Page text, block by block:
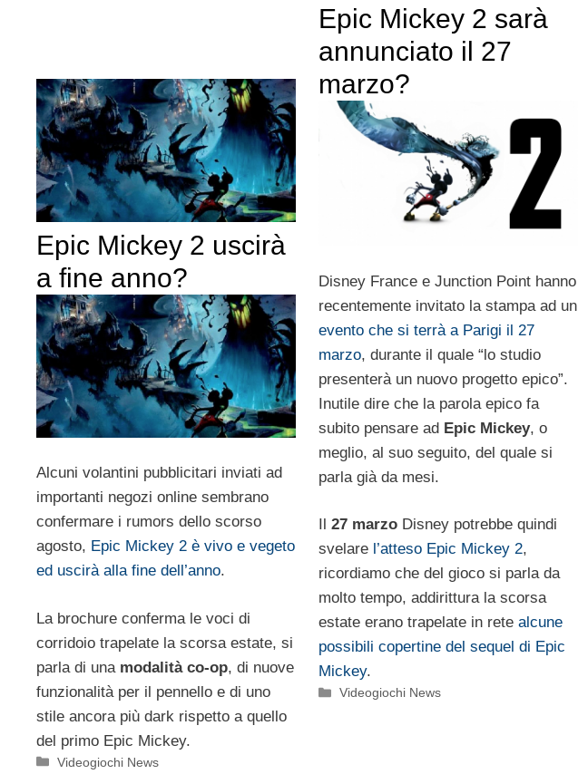
Epic Mickey 2 sarà
annunciato il 27
marzo?
Disney France e Junction Point hanno
recentemente invitato la stampa ad un
evento che si terrà a Parigi il 27
marzo, durante il quale “lo studio
presenterà un nuovo progetto epico”.
Inutile dire che la parola epico fa
subito pensare ad Epic Mickey, o
meglio, al suo seguito, del quale si
parla già da mesi.
27 marzoDisney potrebbe quindi
svelare l’atteso Epic Mickey 2,
ricordiamo che del gioco si parla da
molto tempo, addirittura la scorsa
estate erano trapelate in rete alcune
possibili copertine del sequel di Epic
Mickey.
Categorie
Videogiochi News
Epic Mickey 2 uscirà
a fine anno?
Alcuni volantini pubblicitari inviati ad
importanti negozi online sembrano
confermare i rumors dello scorso
agosto, Epic Mickey 2 è vivo e vegeto
ed uscirà alla fine dell’anno.
La brochure conferma le voci di
corridoio trapelate la scorsa estate, si
parla di una modalità co-op, di nuove
funzionalità per il pennello e di uno
stile ancora più dark rispetto a quello
del primo Epic Mickey.
Categorie
Videogiochi News